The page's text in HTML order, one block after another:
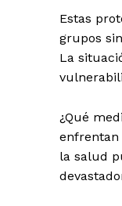
Estas
grupos
La
¿Qué
enfrentan
la salud